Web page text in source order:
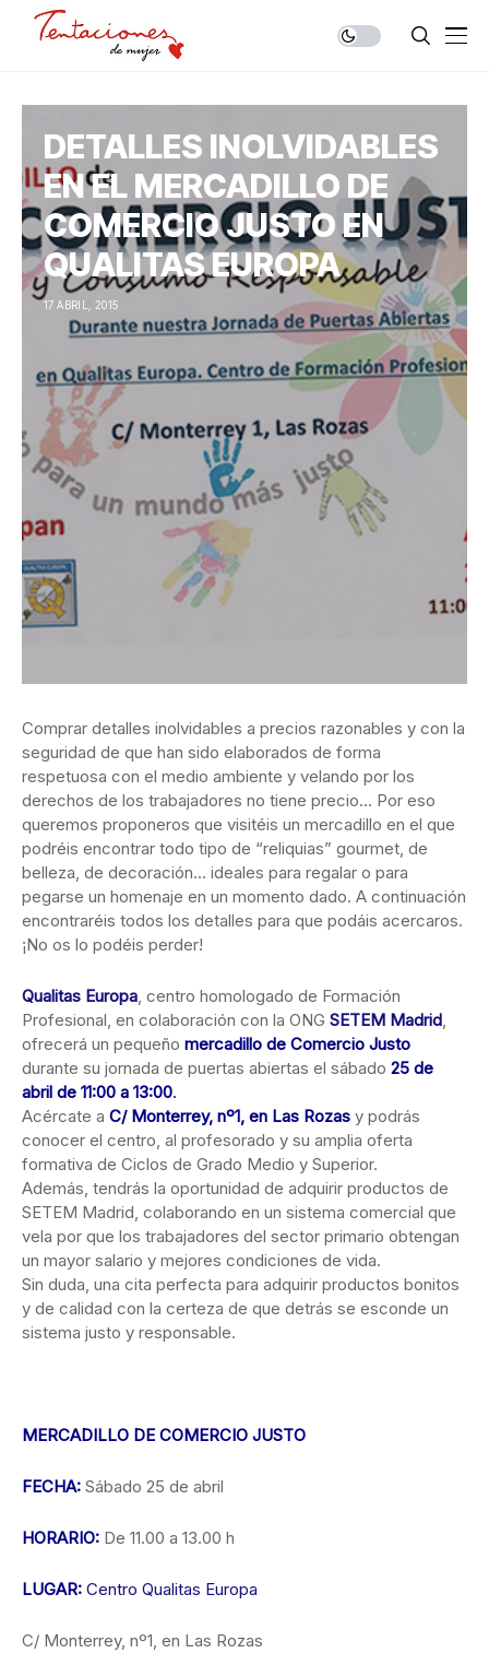
DETALLES INOLVIDABLES
EN EL MERCADILLO DE
COMERCIO JUSTO EN
QUALITAS EUROPA
17 ABRIL, 2015
Comprar detalles inolvidables a precios razonables y con la
seguridad de que han sido elaborados de forma
respetuosa con el medio ambiente y velando por los
derechos de los trabajadores no tiene precio… Por eso
queremos proponeros que visitéis un mercadillo en el que
podréis encontrar todo tipo de “reliquias” gourmet, de
belleza, de decoración… ideales para regalar o para
pegarse un homenaje en un momento dado. A continuación
encontraréis todos los detalles para que podáis acercaros.
¡No os lo podéis perder!
Qualitas Europa, centro homologado de Formación
Profesional, en colaboración con la ONG SETEM Madrid,
ofrecerá un pequeño mercadillo de Comercio Justo
durante su jornada de puertas abiertas el sábado 25 de
abril de 11:00 a 13:00.
Acércate a C/ Monterrey, nº1, en Las Rozas y podrás
conocer el centro, al profesorado y su amplia oferta
formativa de Ciclos de Grado Medio y Superior.
Además, tendrás la oportunidad de adquirir productos de
SETEM Madrid, colaborando en un sistema comercial que
vela por que los trabajadores del sector primario obtengan
un mayor salario y mejores condiciones de vida.
Sin duda, una cita perfecta para adquirir productos bonitos
y de calidad con la certeza de que detrás se esconde un
sistema justo y responsable.
MERCADILLO DE COMERCIO JUSTO
FECHA: Sábado 25 de abril
HORARIO: De 11.00 a 13.00 h
LUGAR: Centro Qualitas Europa
C/ Monterrey, nº1, en Las Rozas